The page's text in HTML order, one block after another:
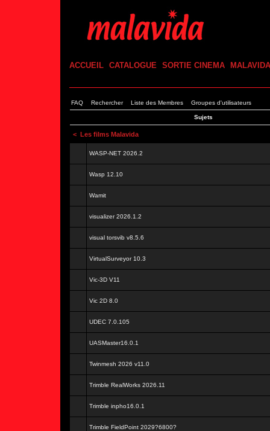
ACCUEIL CATALOGUE SORTIE CINEMA MALAVIDA
FAQ Rechercher Liste des Membres Groupes d'utilisateurs
Sujets
< Les films Malavida
WASP-NET 2026.2
Wasp 12.10
Wamit
visualizer 2026.1.2
visual torsvib v8.5.6
VirtualSurveyor 10.3
Vic-3D V11
Vic 2D 8.0
UDEC 7.0.105
UASMaster16.0.1
Twinmesh 2026 v11.0
Trimble RealWorks 2026.11
Trimble inpho16.0.1
Trimble FieldPoint 2029?6800?